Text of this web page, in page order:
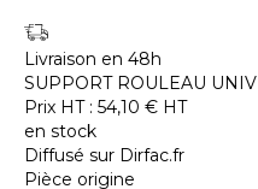
Livraison en 48h
SUPPORT ROULEAU
Prix HT : 54,10 € HT
en stock
Diffusé sur Dirfac.fr
Pièce origine